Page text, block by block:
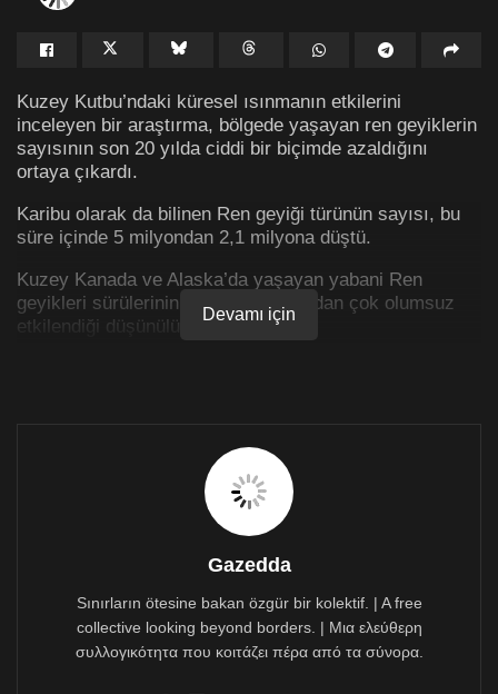
Kuzey Kutbu’ndaki küresel ısınmanın etkilerini
inceleyen bir araştırma, bölgede yaşayan ren geyiklerin
sayısının son 20 yılda ciddi bir biçimde azaldığını
ortaya çıkardı.
Karibu olarak da bilinen Ren geyiği türünün sayısı, bu
süre içinde 5 milyondan 2,1 milyona düştü.
Kuzey Kanada ve Alaska’da yaşayan yabani Ren
geyikleri sürülerinin, küresel ısınmadan çok olumsuz
etkilendiği düşünülüyor.
Küresel ısınma ren geyiklerini
nasıl etkiliyor?
Hava şartları ve buna bağlı olarak bitki örtüsünün
değişmesi, Kuzey Kutbu’nu ren geyikleri için daha zorlu
Ren geyikleri, toprak tabakasının hemen altında yetişen
bir bitki türü olan likenleri yemeyi seviyor. Ancak
Devamı için
Gazedda
Sınırların ötesine bakan özgür bir kolektif. | A free
collective looking beyond borders. | Μια ελεύθερη
συλλογικότητα που κοιτάζει πέρα από τα σύνορα.